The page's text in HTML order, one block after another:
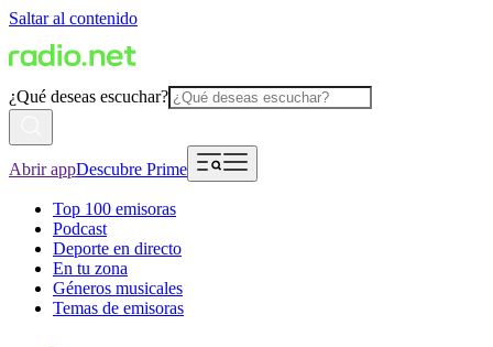
Saltar al contenido
¿Qué deseas escuchar?
Abrir appDescubre Prime
Top 100 emisoras
Podcast
Deporte en directo
En tu zona
Géneros musicales
Temas de emisoras